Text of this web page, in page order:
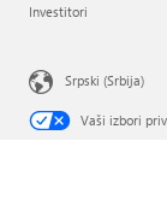
Investitori
Srpski (Srbija)
Vaši izbori